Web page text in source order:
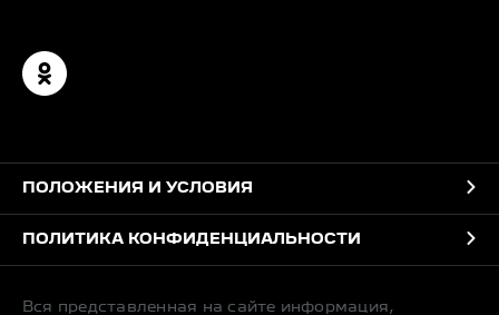
ПОЛОЖЕНИЯ И УСЛОВИЯ
ПОЛИТИКА КОНФИДЕНЦИАЛЬНОСТИ
Вся представленная на сайте информация,